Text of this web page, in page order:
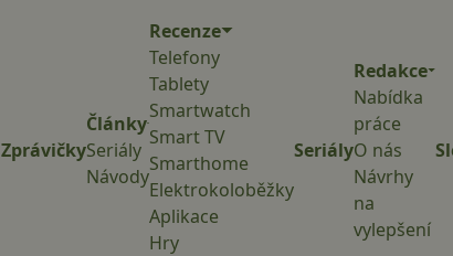
Zprávičky
Články
Seriály
Návody
Recenze
Telefony
Tablety
Smartwatch
Smart TV
Smarthome
Elektrokoloběžky
Aplikace
Hry
Seriály
Redakce
Nabídka
práce
O nás
Návrhy
na
vylepšení